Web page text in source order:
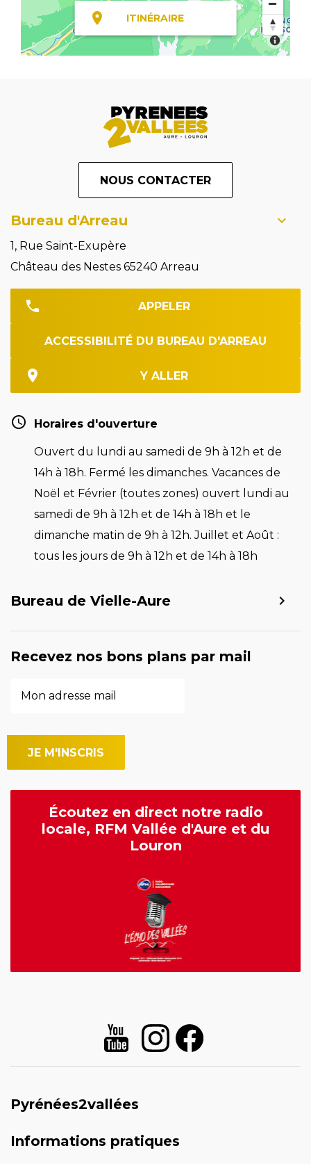
ITINÉRAIRE
NOUS CONTACTER
Bureau d'Arreau
1, Rue Saint-Exupère
Château des Nestes 65240 Arreau
APPELER
ACCESSIBILITÉ DU BUREAU D'ARREAU
Y ALLER
Horaires d'ouverture
Ouvert du lundi au samedi de 9h à 12h et de
14h à 18h. Fermé les dimanches. Vacances de
Noël et Février (toutes zones) ouvert lundi au
samedi de 9h à 12h et de 14h à 18h et le
dimanche matin de 9h à 12h. Juillet et Août :
tous les jours de 9h à 12h et de 14h à 18h
Bureau de Vielle-Aure
Recevez nos bons plans par mail
Écoutez en direct notre radio
locale, RFM Vallée d'Aure et du
Louron
Pyrénées2vallées
Informations pratiques